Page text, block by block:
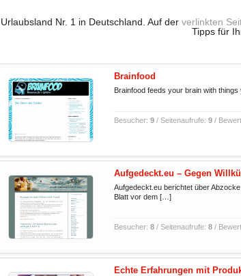
Nr. 1 in Deutschland. Auf der verlinkten
Tipps für
Brainfood
Brainfood feeds your brain with
Besucher: 9/ Seitenaufrufe: 9/
Aufgedeckt.eu – Gegen
Aufgedeckt.eu berichtet über
Blatt vor dem […]
Besucher: 8/ Seitenaufrufe: 8/
Echte Erfahrungen mit